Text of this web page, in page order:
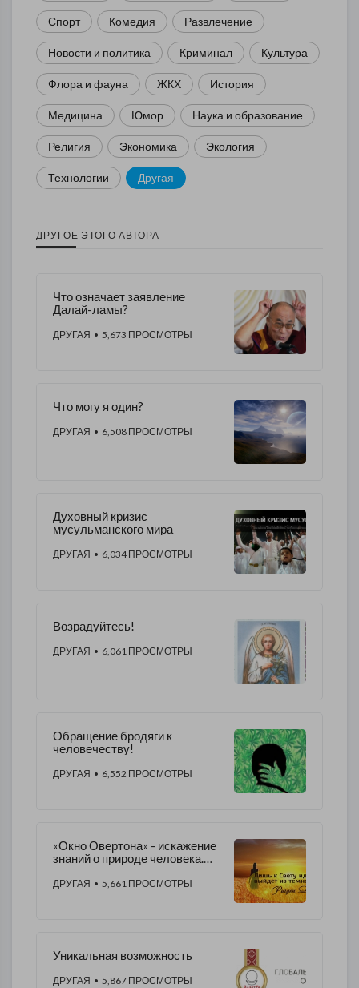
Спорт Комедия Развлечение
Новости и политика Криминал Культура
Флора и фауна ЖКХ История
Медицина Юмор Наука и образование
Религия Экономика Экология
Технологии Другая
ДРУГОЕ ЭТОГО АВТОРА
Что означает заявление
Далай-ламы?
ДРУГАЯ • 5,673 ПРОСМОТРЫ
Что могу я один?
ДРУГАЯ • 6,508 ПРОСМОТРЫ
Духовный кризис
мусульманского мира
ДРУГАЯ • 6,034 ПРОСМОТРЫ
Возрадуйтесь!
ДРУГАЯ • 6,061 ПРОСМОТРЫ
Обращение бродяги к
человечеству!
ДРУГАЯ • 6,552 ПРОСМОТРЫ
«Окно Овертона» - искажение
знаний о природе человека.
ДРУГАЯ • 5,661 ПРОСМОТРЫ
​Уникальная возможность
ДРУГАЯ • 5,867 ПРОСМОТРЫ